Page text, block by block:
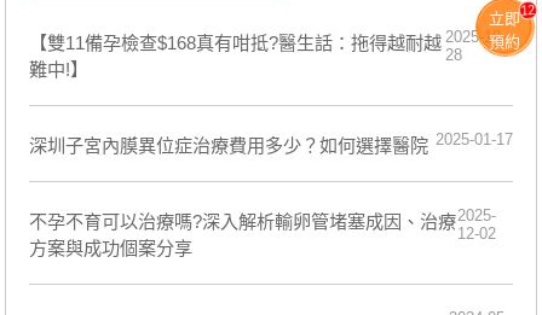
【雙11備孕檢查$168真有咁抵?醫生話：拖得越耐越
難中!】
2025-10-
28
深圳子宮內膜異位症治療費用多少？如何選擇醫院 2025-01-17
不孕不育可以治療嗎?深入解析輸卵管堵塞成因、治療
方案與成功個案分享
2025-
12-02
立即
預約
12